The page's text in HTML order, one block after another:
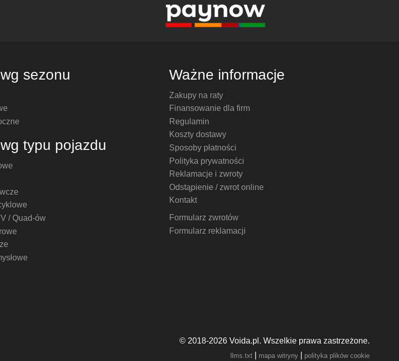
sezonu
typu pojazdu
/ Quad-ów
Ważne informacje
Zakupy na raty
Finansowanie dla firm
Regulamin
Koszty dostawy
Sposoby płatności
Polityka prywatności
Reklamacje i zwroty
Odstąpienie / zwrot online
Kontakt
Formularz zwrotów
Formularz reklamacji
© 2018-2026 Voida.pl. Wszelkie prawa zastrzeżone.
llms.txt mapa witryny polityka plików cookie